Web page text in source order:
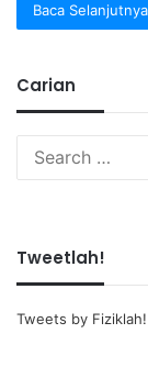
Baca
Carian
Tweetlah!
Tweets by Fiziklah!